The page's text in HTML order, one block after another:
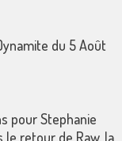
du 5 Août
pour Stephanie
le retour de Raw, la